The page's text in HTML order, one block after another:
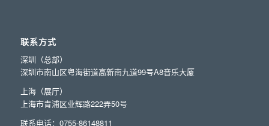
联系方式
深圳（总部）
深圳市南山区粤海街道高新南九道99号A8音乐大厦
上海（展厅）
上海市青浦区业辉路222弄50号
联系电话：0755-86148811